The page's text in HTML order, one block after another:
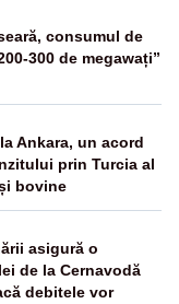
consumul de
300 de megawați”
Ankara, un acord
prin Turcia al
bovine
asigură o
de la Cernavodă
debitele vor